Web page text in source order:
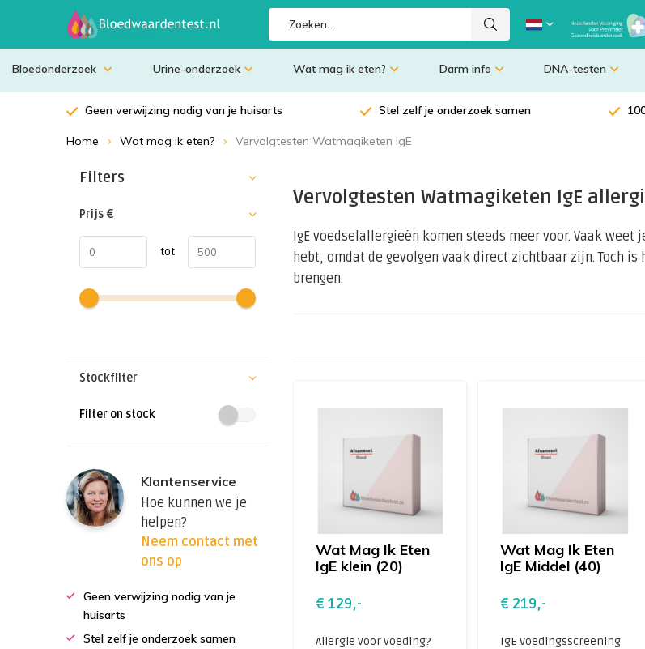
Bloedonderzoek Urine-onderzoek Wat mag ik eten? Darm info DNA-testen
Geen verwijzing nodig van je huisarts Stel zelf je onderzoek samen
Home Wat mag ik eten? Vervolgtesten Watmagiketen IgE
Vervolgtesten Watmagiketen IgE
IgE voedselallergieën komen steeds meer voor. Vaak
hebt, omdat de gevolgen vaak direct zichtbaar zijn. Toch
brengen.
Wat Mag Ik Eten
IgE klein (20)
€ 129,-
Allergie voor voeding?
Wat Mag Ik Eten
IgE Middel (40)
€ 219,-
IgE Voedingsscreening
Sorteren op:
Filters
Prijs €
tot
Stockfilter
Filter on stock
Klantenservice
Hoe kunnen we je
helpen?
Neem contact met
ons op
Geen verwijzing nodig van je
huisarts
Stel zelf je onderzoek samen